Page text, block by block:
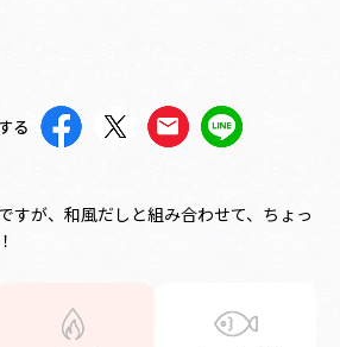
る
すが、和風だしと組み合わせて、ちょっ